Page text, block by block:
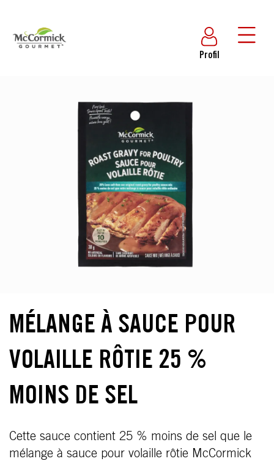
Profil
MÉLANGE À SAUCE POUR
VOLAILLE RÔTIE 25 %
MOINS DE SEL
Cette sauce contient 25 % moins de sel que le
mélange à sauce pour volaille rôtie McCormick